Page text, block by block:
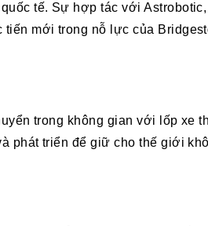
tế. Sự hợp tác với
mới trong nỗ lực của
trong không gian với lốp xe
phát triển để giữ cho thế giới